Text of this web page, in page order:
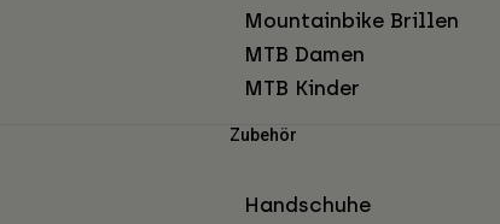
Mountainbike Brillen
MTB Damen
MTB Kinder
Zubehör
Handschuhe